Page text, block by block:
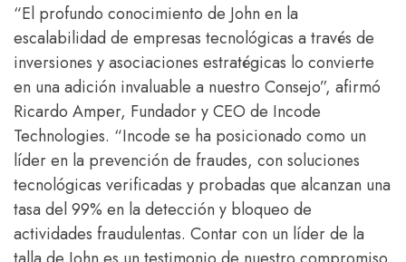
“El profundo conocimiento de John en la
escalabilidad de empresas tecnológicas a través de
inversiones y asociaciones estratégicas lo convierte
en una adición invaluable a nuestro Consejo”, afirmó
Ricardo Amper, Fundador y CEO de Incode
Technologies. “Incode se ha posicionado como un
líder en la prevención de fraudes, con soluciones
tecnológicas verificadas y probadas que alcanzan una
tasa del 99% en la detección y bloqueo de
actividades fraudulentas. Contar con un líder de la